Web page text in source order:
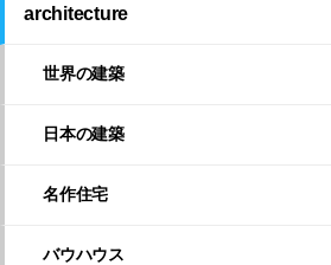
architecture
世界の建築
日本の建築
名作住宅
バウハウス